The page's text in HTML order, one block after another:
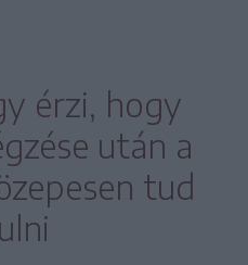
érzi, hogy
után a
tud